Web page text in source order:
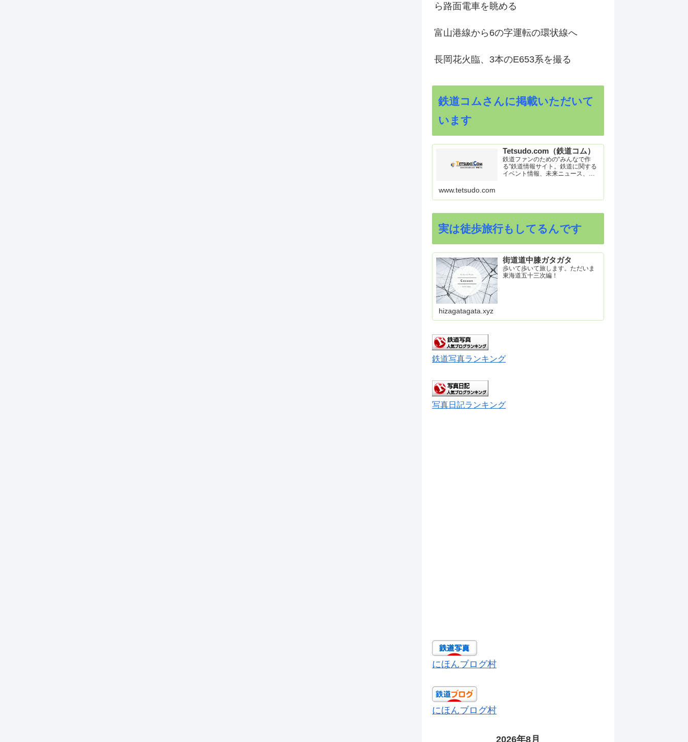
ら路面電車を眺める
富山港線から6の字運転の環状線へ
長岡花火臨、3本のE653系を撮る
鉄道コムさんに掲載いただいて
います
Tetsudo.com（鉄道コム）
鉄道ファンのための“みんなで作
る”鉄道情報サイト。鉄道に関する
イベント情報、未来ニュース、車
ク集や、参加型ゲーム「駅つなゲ
www.tetsudo.com
実は徒歩旅行もしてるんです
街道道中膝ガタガタ
歩いて歩いて旅します。ただいま
東海道五十三次編！
hizagatagata.xyz
鉄道写真ランキング
写真日記ランキング
にほんブログ村
にほんブログ村
2026年8月